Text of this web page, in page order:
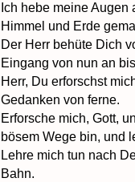
Ich hebe meine
Himmel und Erde
Der Herr behüte Dich
Eingang von nun an
Herr, Du erforschst
Gedanken von ferne.
Erforsche mich, Gott,
bösem Wege bin, und
Lehre mich tun nach
Bahn.